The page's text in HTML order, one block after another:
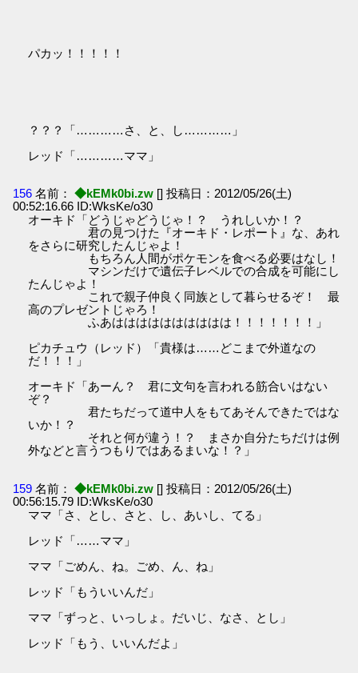
パカッ！！！！！
？？？「…………さ、と、し…………」
レッド「…………ママ」
156 名前： ◆kEMk0bi.zw [] 投稿日：2012/05/26(土)
00:52:16.66 ID:WksKe/o30
オーキド「どうじゃどうじゃ！？ うれしいか！？
君の見つけた『オーキド・レポート』な、あれ
をさらに研究したんじゃよ！
もちろん人間がポケモンを食べる必要はなし！
マシンだけで遺伝子レベルでの合成を可能にし
たんじゃよ！
これで親子仲良く同族として暮らせるぞ！ 最
高のプレゼントじゃろ！
ふあはははははははははは！！！！！！！」
ピカチュウ（レッド）「貴様は……どこまで外道なの
だ！！！」
オーキド「あーん？ 君に文句を言われる筋合いはない
ぞ？
君たちだって道中人をもてあそんできたではな
いか！？
それと何が違う！？ まさか自分たちだけは例
外などと言うつもりではあるまいな！？」
159 名前： ◆kEMk0bi.zw [] 投稿日：2012/05/26(土)
00:56:15.79 ID:WksKe/o30
ママ「さ、とし、さと、し、あいし、てる」
レッド「……ママ」
ママ「ごめん、ね。ごめ、ん、ね」
レッド「もういいんだ」
ママ「ずっと、いっしょ。だいじ、なさ、とし」
レッド「もう、いいんだよ」